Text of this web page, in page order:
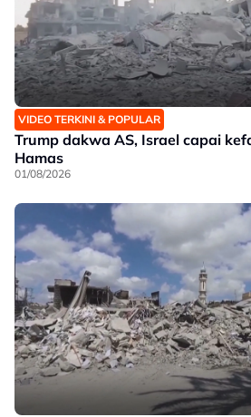
VIDEO TERKINI & POPULAR
Trump dakwa AS, Israel capai
Hamas
01/08/2026